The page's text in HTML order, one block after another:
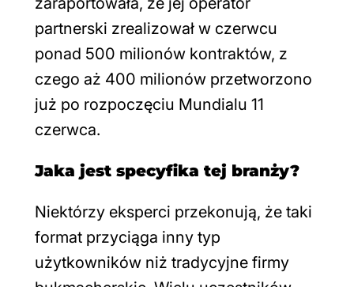
partnerski zrealizował w czerwcu
ponad 500 milionów kontraktów, z
czego aż 400 milionów przetworzono
już po rozpoczęciu Mundialu 11
czerwca.
Jaka jest specyfika tej branży?
Niektórzy eksperci przekonują, że taki
format przyciąga inny typ
użytkowników niż tradycyjne firmy